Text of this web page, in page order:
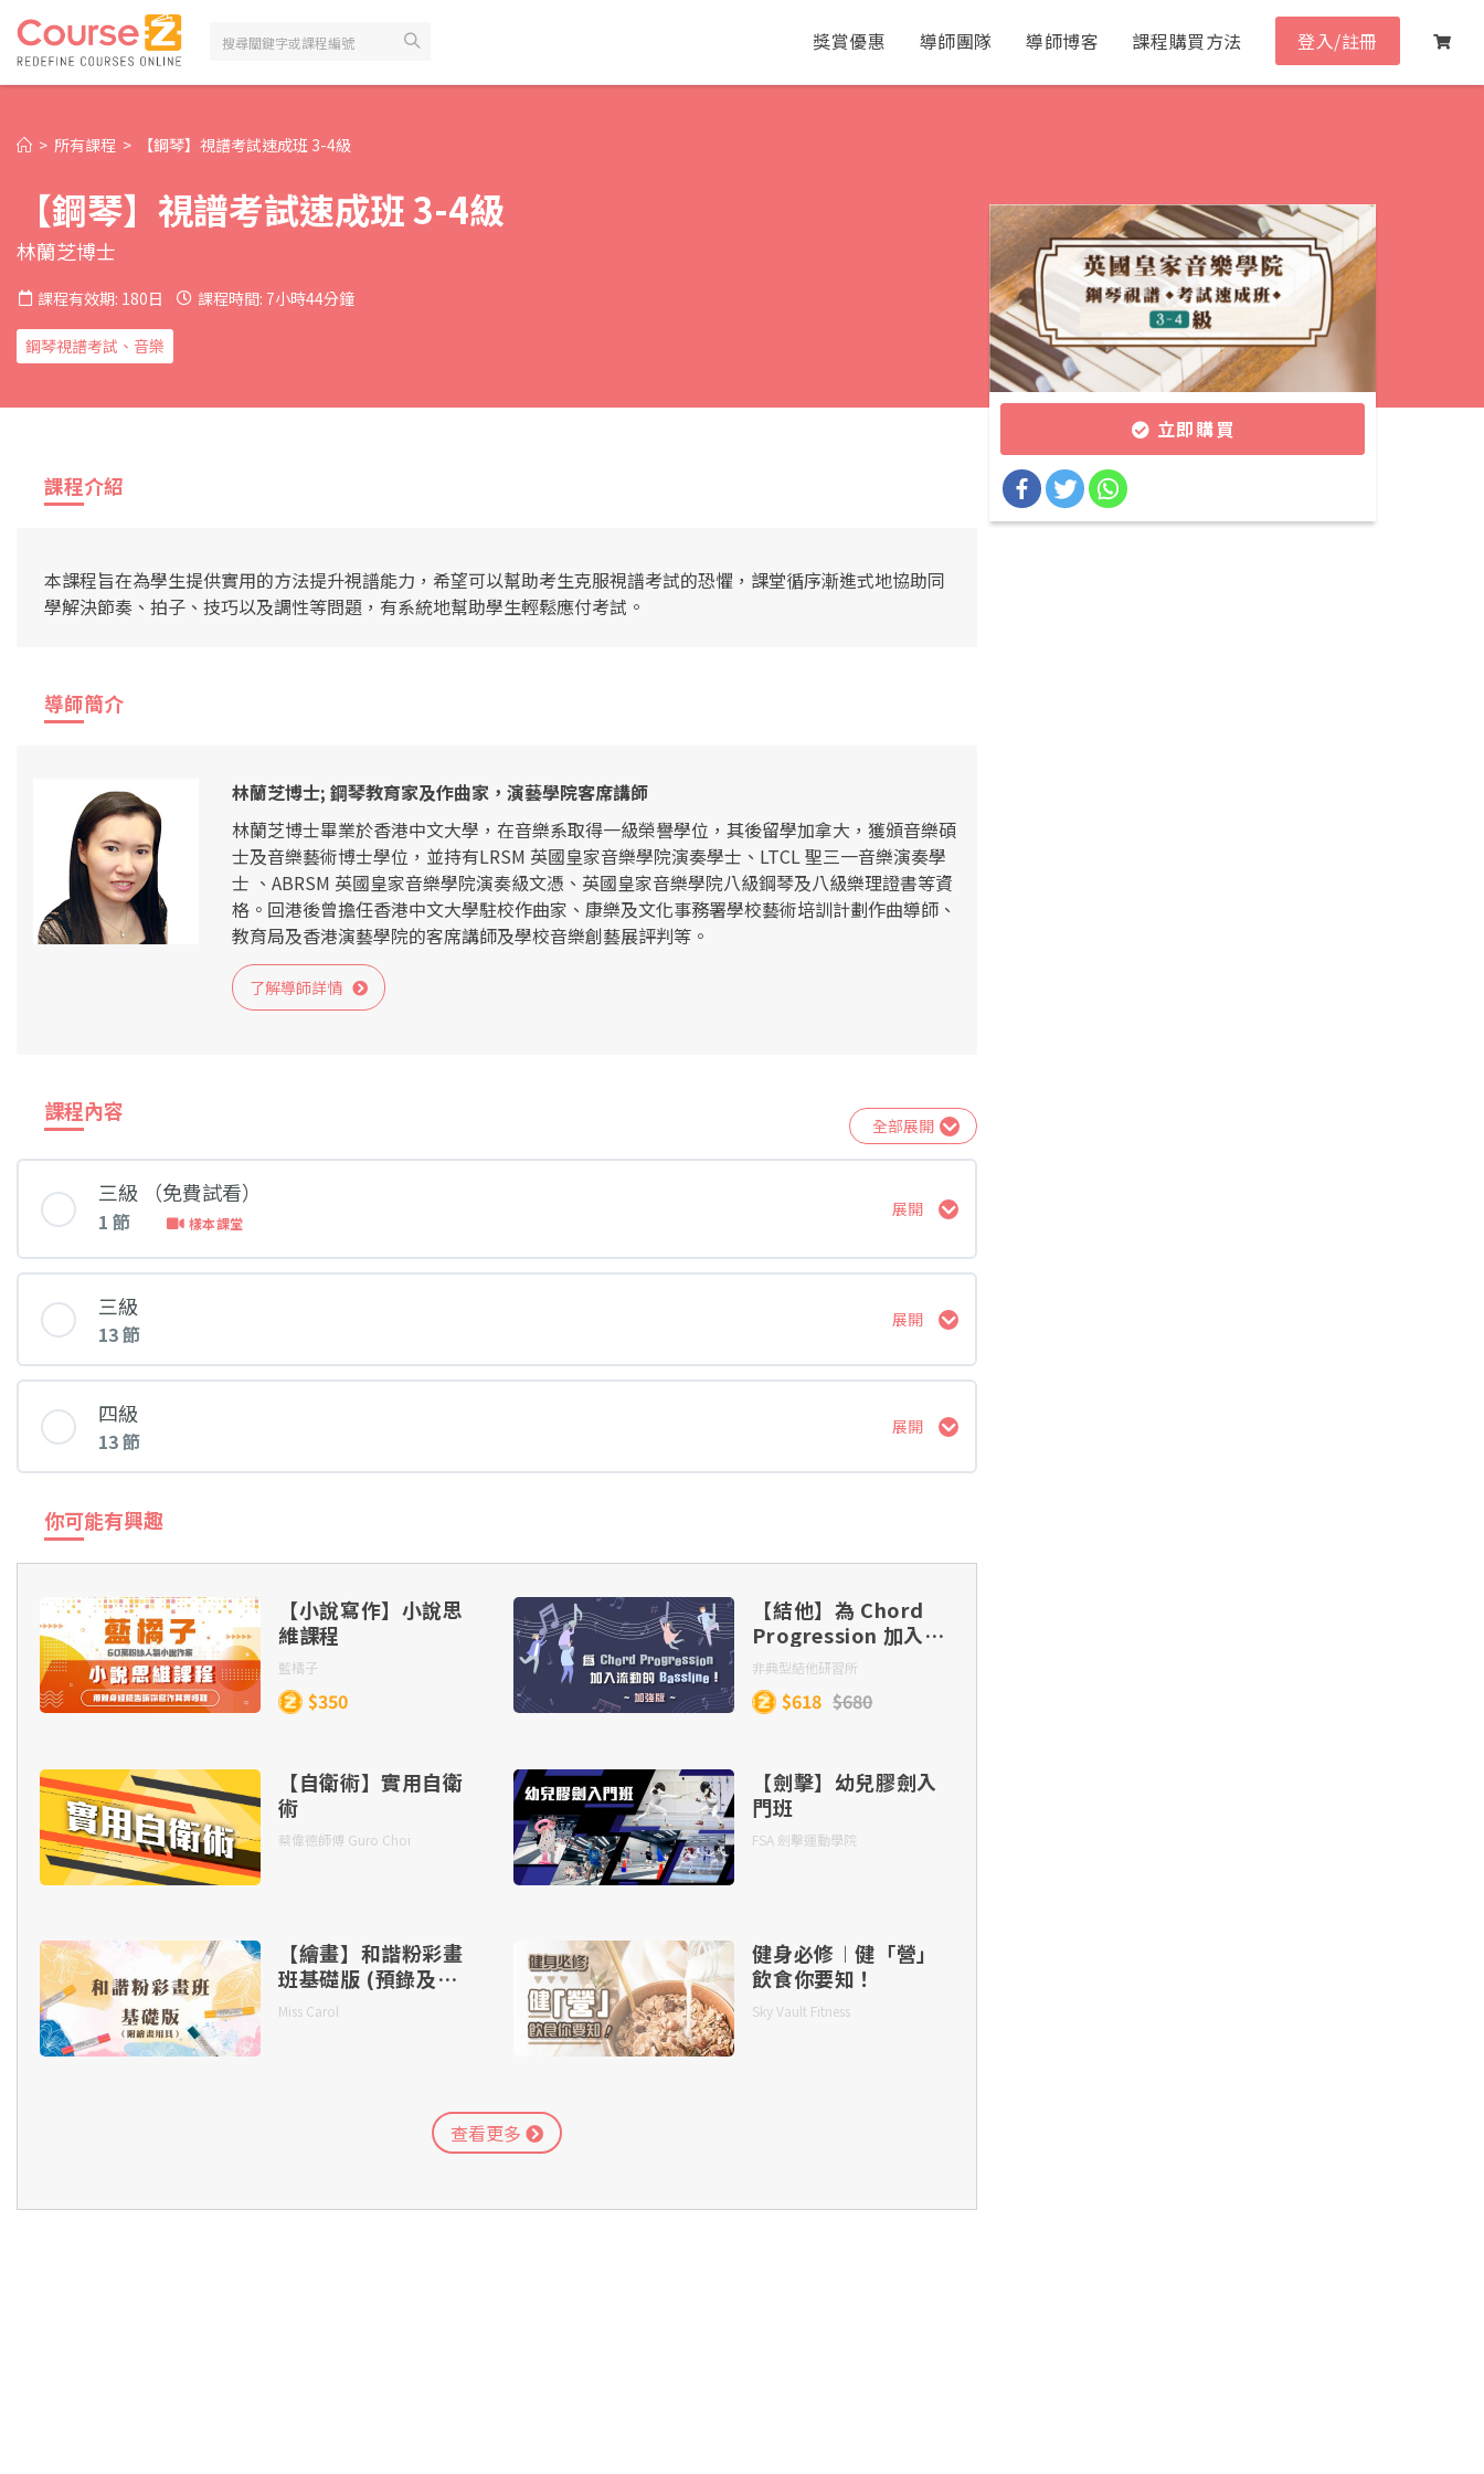
獎賞優惠 導師團隊 導師博客 課程購買方法 登入/註冊
> 所有課程 > 【鋼琴】視譜考試速成班 3-4級
【鋼琴】視譜考試速成班 3-4級
林蘭芝博士
課程有效期: 180日 課程時間: 7小時44分鐘
鋼琴視譜考試、音樂
立即購買
課程介紹
本課程旨在為學生提供實用的方法提升視譜能力，希望可以幫助考生克服視譜考試的恐懼，課堂循序漸進式地協助同
學解決節奏、拍子、技巧以及調性等問題，有系統地幫助學生輕鬆應付考試。
導師簡介
林蘭芝博士; 鋼琴教育家及作曲家，演藝學院客席講師
林蘭芝博士畢業於香港中文大學，在音樂系取得一級榮譽學位，其後留學加拿大，獲頒音樂碩
士及音樂藝術博士學位，並持有LRSM 英國皇家音樂學院演奏學士、LTCL 聖三一音樂演奏學
士 、ABRSM 英國皇家音樂學院演奏級文憑、英國皇家音樂學院八級鋼琴及八級樂理證書等資
格。回港後曾擔任香港中文大學駐校作曲家、康樂及文化事務署學校藝術培訓計劃作曲導師、
教育局及香港演藝學院的客席講師及學校音樂創藝展評判等。
了解導師詳情
課程內容
全部展開
三級 （免費試看）
1 節 樣本課堂
展開
課堂 內容
第一章：轉換手的位置
三級
13 節
展開
課堂 內容
第二章：和弦練習
第三章：A 大調
第四章：B 小調及 D 大調
第四章：B 小調及 D 大調（續）
第五章：Bb 大調及 G 小調
第五章：Bb 大調及 G 小調（續）
第六章：Eb 大調及符點節奏
四級
13 節
展開
課堂 內容
第一章：增加音樂感（續）
第二章：切分節奏（續）
第四章：6/8 拍子（一）
第四章：6/8 拍子（一）（續）
你可能有興趣
【小說寫作】小說思
維課程
藍橘子
$350
【結他】為 Chord
Progression 加入流
動的 Bassline！(加
強版)
非典型結他研習所
$618 $680
【自衛術】實用自衛
術
蔡偉德師傅 Guro Choi
【劍擊】幼兒膠劍入
門班
FSA 劍擊運動學院
【繪畫】和諧粉彩畫
班基礎版 (預錄及實
時課程)
Miss Carol
健身必修︱健「營」
飲食你要知！
Sky Vault Fitness
查看更多